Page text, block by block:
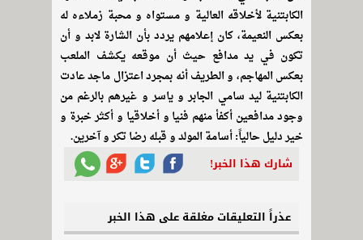
الكابتنية لأخلاقه العالية و مستواه و محبة زملاءه له
بعكس النعيمة، كان إعلامهم يردد بأن الشارة لابد و أن
تكون في يد مدافع حيث أن موقعه يكشف الملعب
بعكس المهاجم، و الطريف أنه بمجرد اعتزال ماجد عادت
الكابتنية ليد سامي الجابر و ياسر و غيرهم بالرغم من
وجود مدافعين أكفأ منهم فنيا و أخلاقيا و أكثر خبرة و
خير دليل حالياً: أسامة المولد و قبله رضا تكر و آخرين.
شارك هذا الخبر!
عذراً التعليقات مغلقة على هذا الخبر